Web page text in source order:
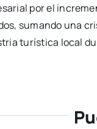
por el
sumando una
turística local